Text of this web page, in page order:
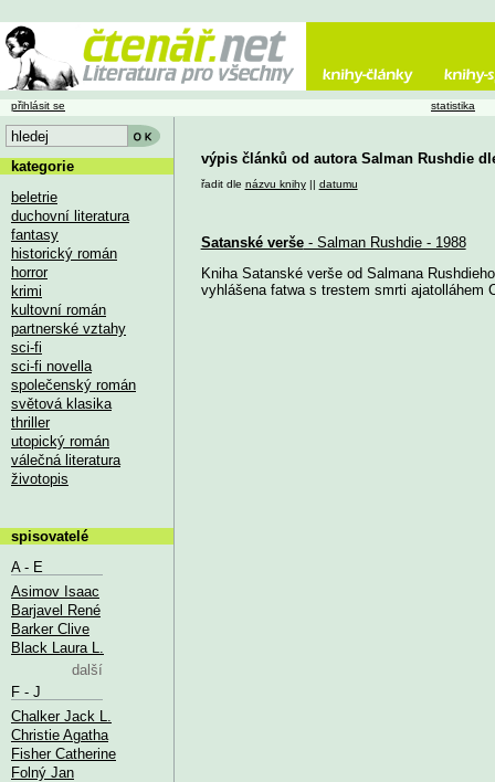
výpis článků od autora Salman Rushdie
řadit dle názvu knihy|| datumu
Satanské verše- Salman Rushdie - 1988
Kniha Satanské verše od Salmana
vyhlášena fatwa s trestem smrti ajatolláhem
přihlásit se statistika
kategorie
beletrie
duchovní literatura
fantasy
historický román
horror
krimi
kultovní román
partnerské vztahy
sci-fi
sci-fi novella
společenský román
světová klasika
thriller
utopický román
válečná literatura
životopis
spisovatelé
A - E
Asimov Isaac
Barjavel René
Barker Clive
Black Laura L.
další
F - J
Chalker Jack L.
Christie Agatha
Fisher Catherine
Folný Jan